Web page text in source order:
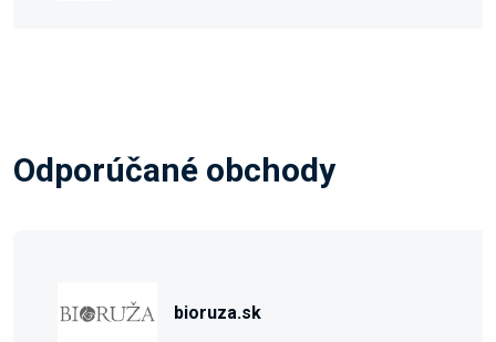
Odporúčané obchody
bioruza.sk